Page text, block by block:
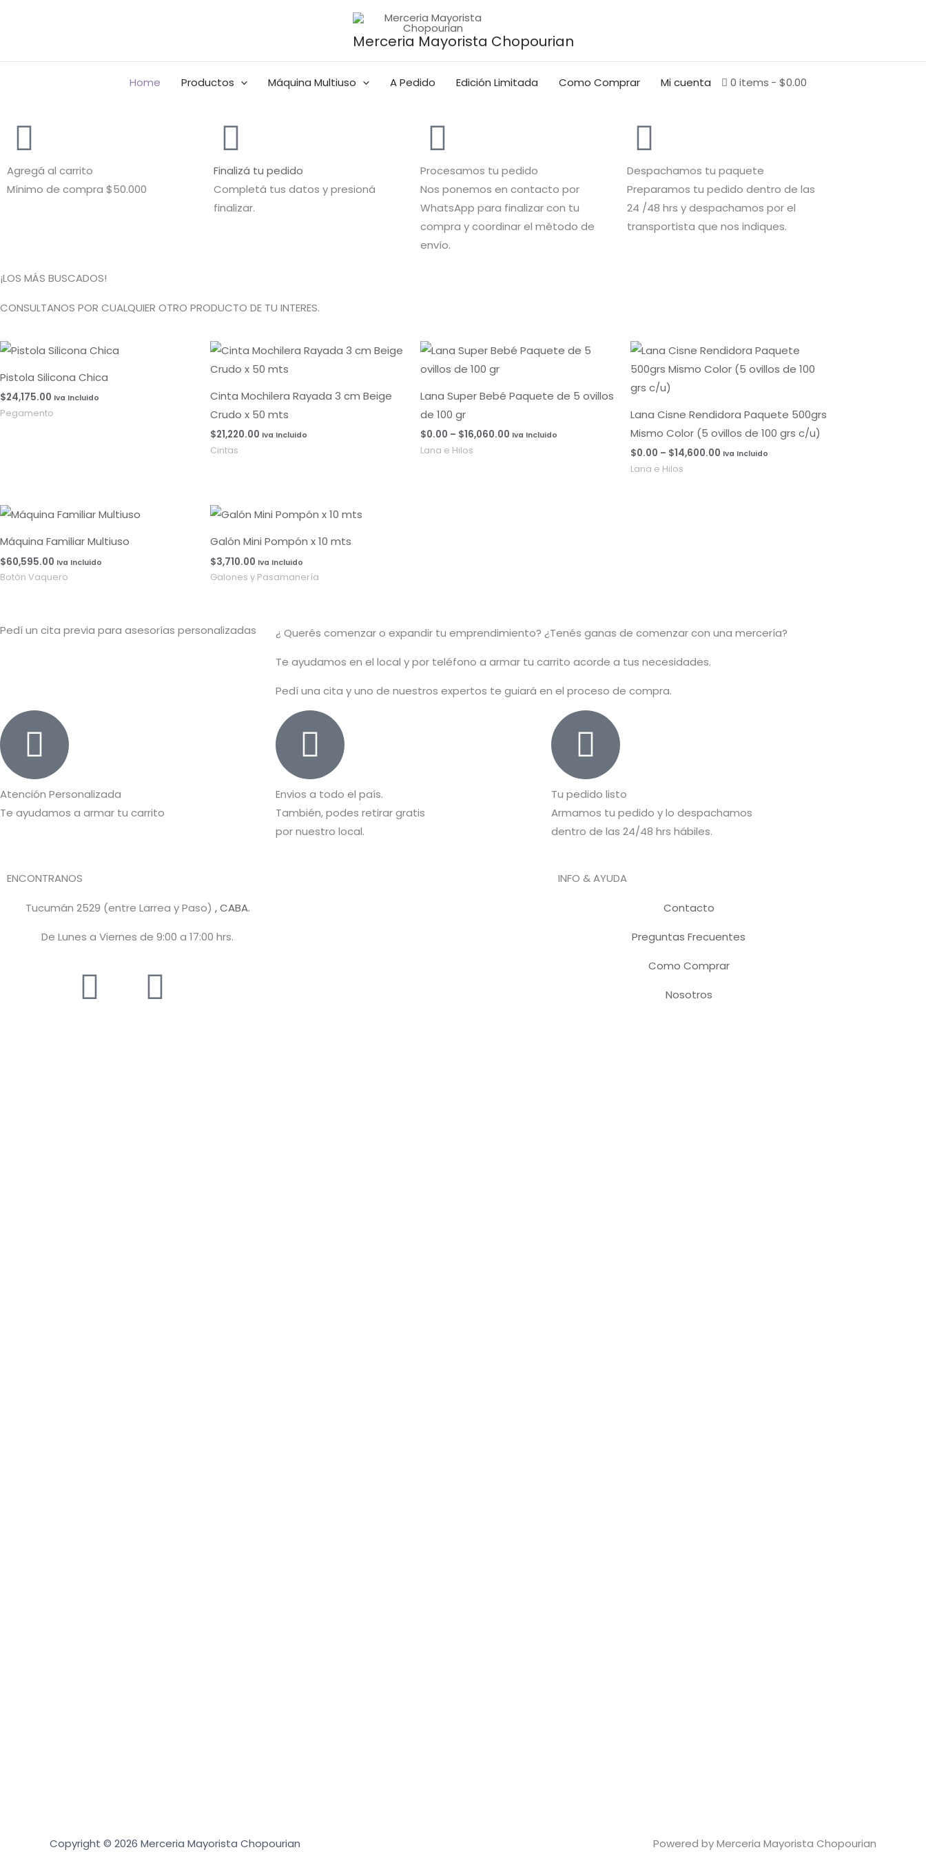
Merceria Mayorista Chopourian
Home Productos Máquina Multiuso A Pedido Edición Limitada Como Comprar Mi cuenta 0 items $0.00
Agregá al carrito
Mínimo de compra $50.000
Finalizá tu pedido
Completá tus datos y presioná
finalizar.
Procesamos tu pedido
Nos ponemos en contacto por
WhatsApp para finalizar con tu
compra y coordinar el método de
envío.
Despachamos tu paquete
Preparamos tu pedido dentro de las
24 /48 hrs y despachamos por el
transportista que nos indiques.
¡LOS MÁS BUSCADOS!
CONSULTANOS POR CUALQUIER OTRO PRODUCTO DE TU INTERES.
Pistola Silicona Chica
$24,175.00 Iva Incluido
Pegamento
Cinta Mochilera Rayada 3 cm Beige
Crudo x 50 mts
$21,220.00 Iva Incluido
Cintas
Lana Super Bebé Paquete de 5 ovillos
de 100 gr
$0.00 – $16,060.00
Rango
de
$0.00
hasta
Iva Incluido
Lana e Hilos
Lana Cisne Rendidora Paquete 500grs
Mismo Color (5 ovillos de 100 grs c/u)
$0.00 – $14,600.00
Rango
de
precios:
$14,600.00
Iva Incluido
Lana e Hilos
Máquina Familiar Multiuso
$60,595.00 Iva Incluido
Botón Vaquero
Galón Mini Pompón x 10 mts
$3,710.00 Iva Incluido
Galones y Pasamanería
Pedí un cita previa para asesorías personalizadas ¿ Querés comenzar o expandirtu emprendimiento? ¿Tenés ganas de comenzar con una mercería?
Te ayudamos en el local y por teléfono a armar tu carrito acorde a tus necesidades.
Pedí una cita y uno de nuestros expertos te guiará en el proceso de compra.
Atención Personalizada
Te ayudamos a armar tu carrito
Envios a todo el país.
También, podes retirar gratis
por nuestro local.
Tu pedido listo
Armamos tu pedido y lo despachamos
dentro de las 24/48 hrs hábiles.
ENCONTRANOS
Tucumán 2529 (entre Larrea y Paso) , CABA.
De Lunes a Viernes de 9:00 a 17:00 hrs.
INFO & AYUDA
Contacto
Preguntas Frecuentes
Como Comprar
Nosotros
Copyright © 2026 Merceria Mayorista Chopourian Powered by Merceria Mayorista Chopourian